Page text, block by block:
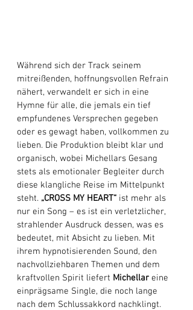
Während sich der Track seinem
mitreißenden, hoffnungsvollen Refrain
nähert, verwandelt er sich in eine
Hymne für alle, die jemals ein tief
empfundenes Versprechen gegeben
oder es gewagt haben, vollkommen zu
lieben. Die Produktion bleibt klar und
organisch, wobei Michellars Gesang
stets als emotionaler Begleiter durch
diese klangliche Reise im Mittelpunkt
steht. „CROSS MY HEART“ ist mehr als
nur ein Song – es ist ein verletzlicher,
strahlender Ausdruck dessen, was es
bedeutet, mit Absicht zu lieben. Mit
ihrem hypnotisierenden Sound, den
nachvollziehbaren Themen und dem
kraftvollen Spirit liefert Michellar eine
einprägsame Single, die noch lange
nach dem Schlussakkord nachklingt.